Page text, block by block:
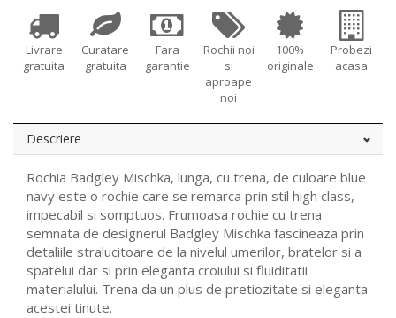
Livrare
gratuita
Curatare
gratuita
Fara
garantie
Rochii noi
si
aproape
noi
100%
originale
Probezi
acasa
Descriere
Rochia Badgley Mischka, lunga, cu trena, de culoare blue
navy este o rochie care se remarca prin stil high class,
impecabil si somptuos. Frumoasa rochie cu trena
semnata de designerul Badgley Mischka fascineaza prin
detaliile stralucitoare de la nivelul umerilor, bratelor si a
spatelui dar si prin eleganta croiului si fluiditatii
materialului. Trena da un plus de pretiozitate si eleganta
acestei tinute.